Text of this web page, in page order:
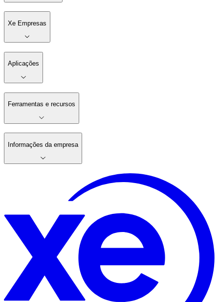
Xe Empresas
Aplicações
Ferramentas e recursos
Informações da empresa